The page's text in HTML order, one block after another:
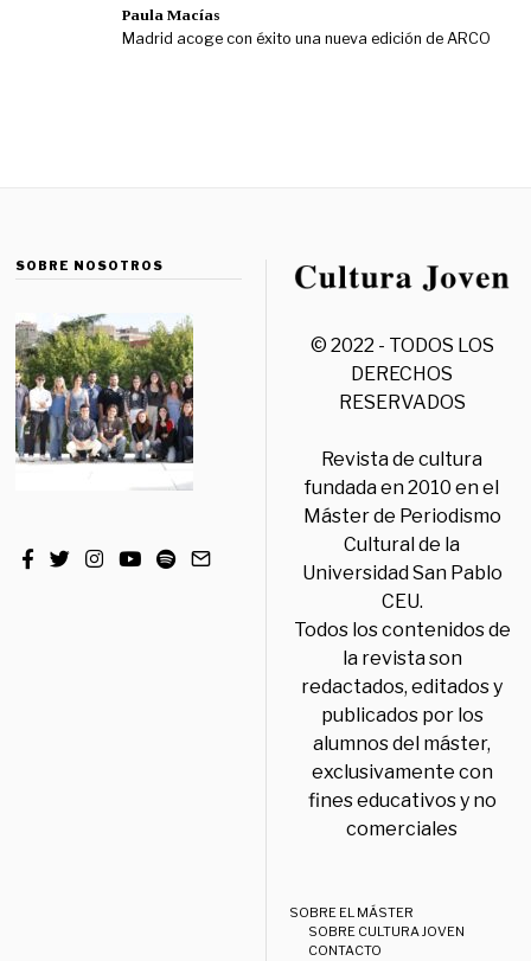
Paula Macías
Madrid acoge con éxito una nueva edición de ARCO
SOBRE NOSOTROS
© 2022 - TODOS LOS
DERECHOS
RESERVADOS
Revista de cultura
fundada en 2010 en el
Máster de Periodismo
Cultural de la
Universidad San Pablo
CEU.
Todos los contenidos de
la revista son
redactados, editados y
publicados por los
alumnos del máster,
exclusivamente con
fines educativos y no
comerciales
SOBRE EL MÁSTER
SOBRE CULTURA JOVEN
CONTACTO